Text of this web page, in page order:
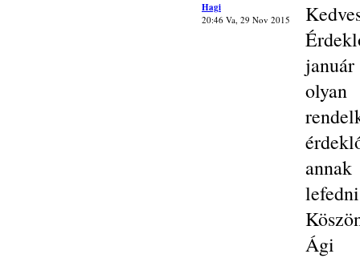
Hagi
20:46 Va, 29 Nov 2015
Ági